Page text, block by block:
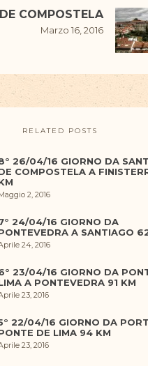
COMPOSTELA
Marzo 16, 2016
RELATED POSTS
26/04/16 GIORNO DA
COMPOSTELA A
2, 2016
24/04/16 GIORNO DA
A SANTIAGO
24, 2016
23/04/16 GIORNO DA
A PONTEVEDRA 91 KM
23, 2016
22/04/16 GIORNO DA
DE LIMA 94 KM
23, 2016